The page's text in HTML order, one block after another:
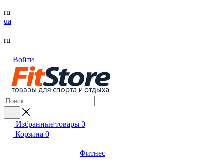
ru
ua
ru
Войти
Избранные товары 0
Корзина 0
Фитнес